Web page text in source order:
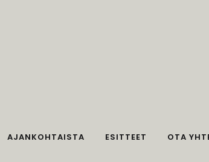
AJANKOHTAISTA ESITTEET OTA